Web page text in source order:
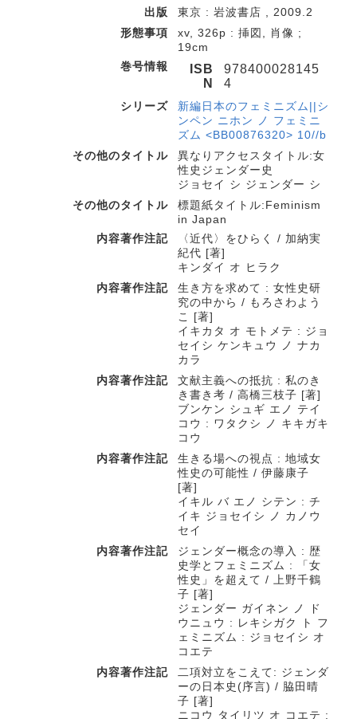
出版
東京 : 岩波書店 , 2009.2
形態事項
xv, 326p : 挿図, 肖像 ;
19cm
巻号情報
ISB
N
978400028145
4
シリーズ
新編日本のフェミニズム||シ
ンペン ニホン ノ フェミニ
ズム <BB00876320> 10//b
その他のタイトル
異なりアクセスタイトル:女
性史ジェンダー史
ジョセイ シ ジェンダー シ
その他のタイトル
標題紙タイトル:Feminism
in Japan
内容著作注記
〈近代〉をひらく / 加納実
紀代 [著]
キンダイ オ ヒラク
内容著作注記
生き方を求めて : 女性史研
究の中から / もろさわよう
こ [著]
イキカタ オ モトメテ : ジョ
セイシ ケンキュウ ノ ナカ
カラ
内容著作注記
文献主義への抵抗 : 私のき
き書き考 / 高橋三枝子 [著]
ブンケン シュギ エノ テイ
コウ : ワタクシ ノ キキガキ
コウ
内容著作注記
生きる場への視点 : 地域女
性史の可能性 / 伊藤康子
[著]
イキル バ エノ シテン : チ
イキ ジョセイシ ノ カノウ
セイ
内容著作注記
ジェンダー概念の導入 : 歴
史学とフェミニズム : 「女
性史」を超えて / 上野千鶴
子 [著]
ジェンダー ガイネン ノ ド
ウニュウ : レキシガク ト フ
ェミニズム : ジョセイシ オ
コエテ
内容著作注記
二項対立をこえて: ジェンダ
ーの日本史(序言) / 脇田晴
子 [著]
ニコウ タイリツ オ コエテ :